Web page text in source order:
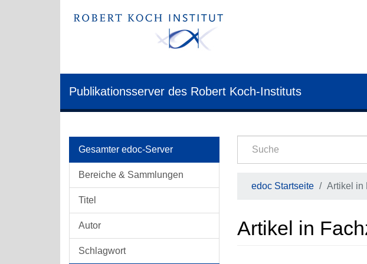
Publikationsserver des Robert Koch-Instituts
Gesamter edoc-Server
Bereiche & Sammlungen
Titel
Autor
Schlagwort
edoc Startseite Artikel in
Artikel in